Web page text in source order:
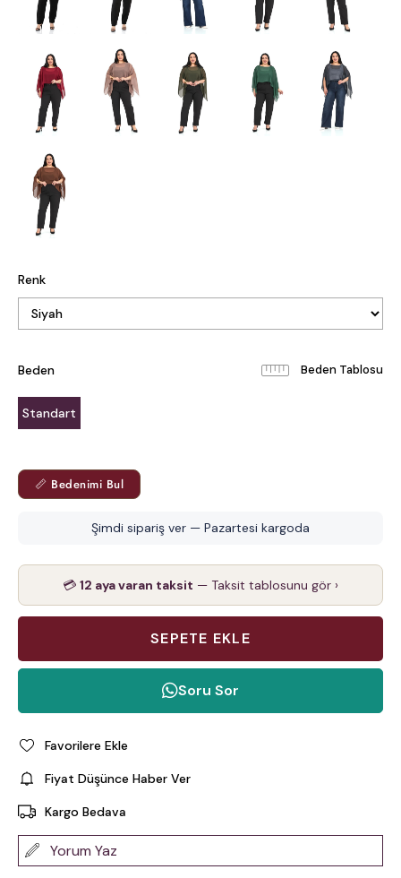
Renk
Beden Beden Tablosu
Standart
📏 Bedenimi Bul
Şimdi sipariş ver — Pazartesi kargoda
💳 12 aya varan taksit — Taksit tablosunu gör ›
Soru Sor
Favorilere Ekle
Fiyat Düşünce Haber Ver
Kargo Bedava
Yorum Yaz